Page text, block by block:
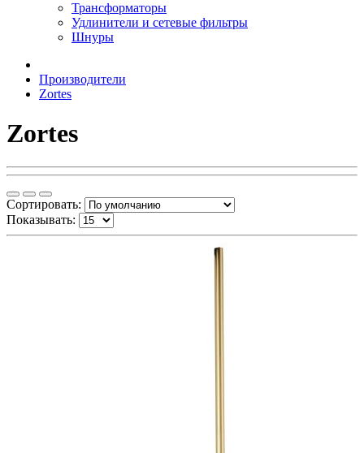
Трансформаторы
Удлинители и сетевые фильтры
Шнуры
Производители
Zortes
Zortes
Сортировать:
Показывать: